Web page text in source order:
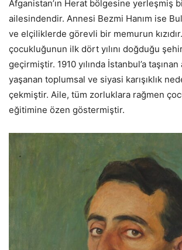
Afganistan’ın Herat bölgesine yerleşmiş
ailesindendir. Annesi Bezmi Hanım ise
ve elçiliklerde görevli bir memurun
çocukluğunun ilk dört yılını doğduğu
geçirmiştir. 1910 yılında İstanbul’a
yaşanan toplumsal ve siyasi karışıklık
çekmiştir. Aile, tüm zorluklara rağmen
eğitimine özen göstermiştir.